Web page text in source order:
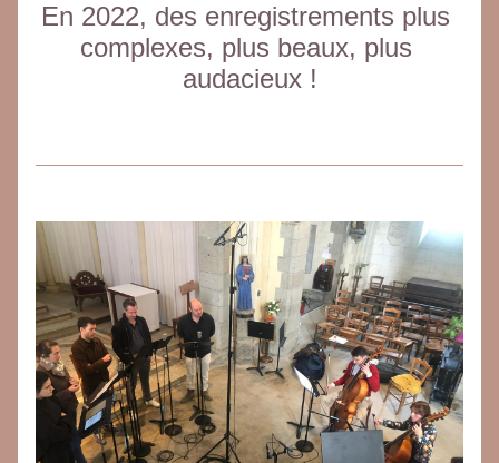
En 2022, des enregistrements plus
complexes, plus beaux, plus
audacieux !